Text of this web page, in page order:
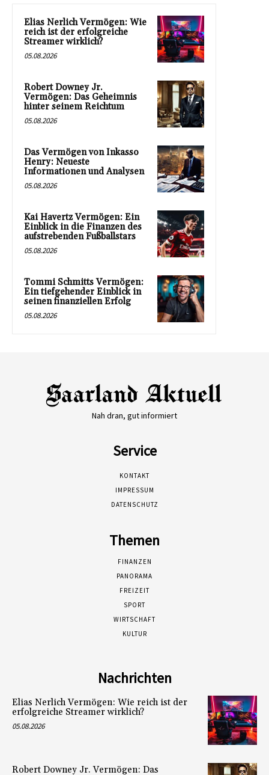
Elias Nerlich Vermögen: Wie
reich ist der erfolgreiche
Streamer wirklich?
05.08.2026
Robert Downey Jr.
Vermögen: Das Geheimnis
hinter seinem Reichtum
05.08.2026
Das Vermögen von Inkasso
Henry: Neueste
Informationen und Analysen
05.08.2026
Kai Havertz Vermögen: Ein
Einblick in die Finanzen des
aufstrebenden Fußballstars
05.08.2026
Tommi Schmitts Vermögen:
Ein tiefgehender Einblick in
seinen finanziellen Erfolg
05.08.2026
Nah dran, gut informiert
Service
KONTAKT
IMPRESSUM
DATENSCHUTZ
Themen
FINANZEN
PANORAMA
FREIZEIT
SPORT
WIRTSCHAFT
KULTUR
Nachrichten
Elias Nerlich Vermögen: Wie reich ist der
erfolgreiche Streamer wirklich?
05.08.2026
Robert Downey Jr. Vermögen: Das